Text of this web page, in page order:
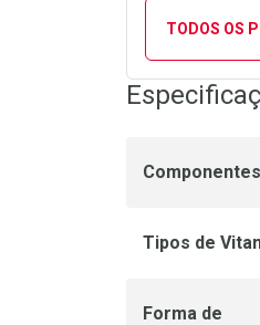
TODOS OS
Componentes
Tipos de
Forma de